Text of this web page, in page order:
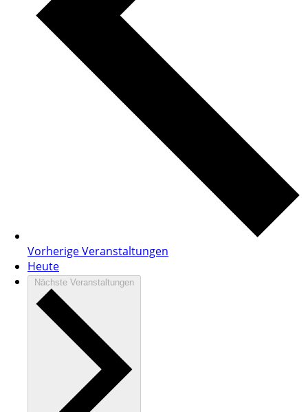
VorherigeVeranstaltungen
Heute
Nächste Veranstaltungen